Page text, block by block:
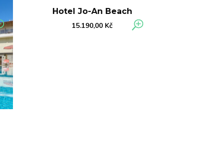
Hotel Jo-An Beach
15.190,00 Kč